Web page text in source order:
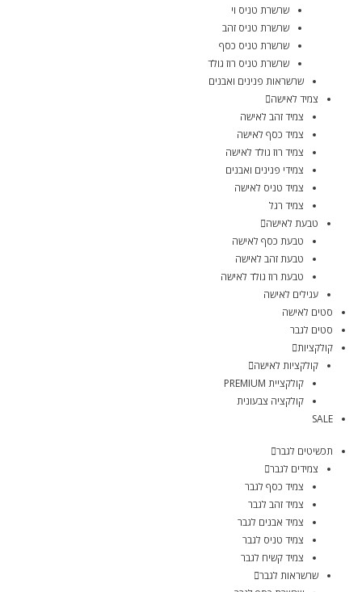
שרשרת טניס וי
שרשרת טניס זהב
שרשרת טניס כסף
שרשרת טניס רוז גולד
שרשראות פנינים ואבנים
צמיד לאישה
צמיד זהב לאישה
צמיד כסף לאישה
צמיד רוז גולד לאישה
צמידי פנינים ואבנים
צמיד טניס לאישה
צמיד רגל
טבעת לאישה
טבעת כסף לאישה
טבעת זהב לאישה
טבעת רוז גולד לאישה
עגילים לאישה
סטים לאישה
סטים לגבר
קולקציות
קולקציות לאישה
קולקציית PREMIUM
קולקציה צבעונית
SALE
תכשיטים לגבר
צמידים לגבר
צמיד כסף לגבר
צמיד זהב לגבר
צמיד אבנים לגבר
צמיד טניס לגבר
צמיד קשיח לגבר
שרשראות לגבר